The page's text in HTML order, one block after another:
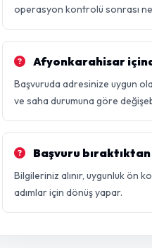
operasyon kontrolü sonrası
Afyonkarahisar
Başvuruda adresinize uygun
ve saha durumuna göre
Başvuru
Bilgileriniz alınır, uygunluk ön
adımlar için dönüş yapar.